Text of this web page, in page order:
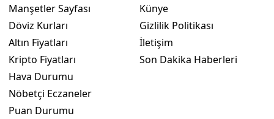
Manşetler Sayfası
Döviz Kurları
Altın Fiyatları
Kripto Fiyatları
Hava Durumu
Nöbetçi Eczaneler
Puan Durumu
Künye
Gizlilik Politikası
İletişim
Son Dakika Haberleri